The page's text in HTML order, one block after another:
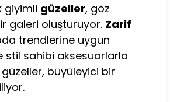
giyimli güzeller, göz
galeri oluşturuyor. Zarif
trendlerine uygun
stil sahibi aksesuarlarla
büyüleyici bir